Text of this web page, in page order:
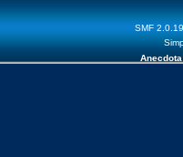
SMF 2.0.19
Anecdota